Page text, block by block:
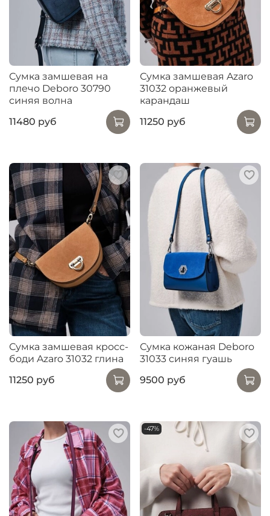
Сумка замшевая на
плечо Deboro 30790
синяя волна
11480 руб
Сумка замшевая Azaro
31032 оранжевый
карандаш
11250 руб
Сумка замшевая кросс-
боди Azaro 31032 глина
11250 руб
Сумка кожаная Deboro
31033 синяя гуашь
9500 руб
-47%